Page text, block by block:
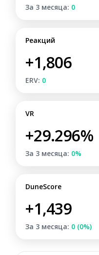
За 3 месяца: 0
Реакций
+1,806
ERV: 0
VR
+29.296%
За 3 месяца: 0%
DuneScore
+1,439
За 3 месяца: 0 (0%)